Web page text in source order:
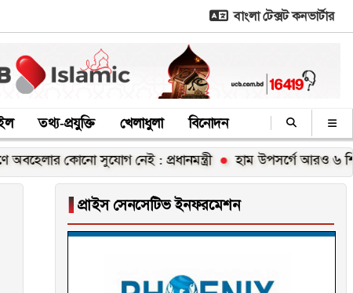
বাংলা টেক্সট কনভার্টার
তথ্য-প্রযুক্তি খেলাধুলা বিনোদন
কোনো সুযোগ নেই : প্রধানমন্ত্রী হাম উপসর্গে আরও ৬ শিশুর মৃত্যু
▐ প্রাইস সেনসেটিভ ইনফরমেশন